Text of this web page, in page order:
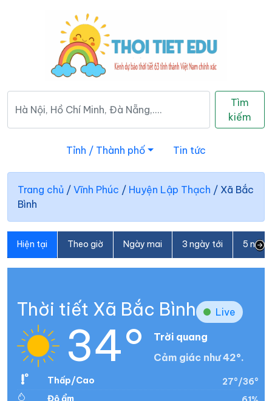
Tìm
kiếm
Tỉnh / Thành phố Tin tức
Trang chủ / Vĩnh Phúc / Huyện Lập Thạch / Xã Bắc
Bình
Hiện tại Theo giờ Ngày mai 3 ngày tới 5
Thời tiết Xã Bắc Bình Live
34°
Trời quang
Cảm giác như 42°.
Thấp/Cao
27°/36°
Độ ẩm